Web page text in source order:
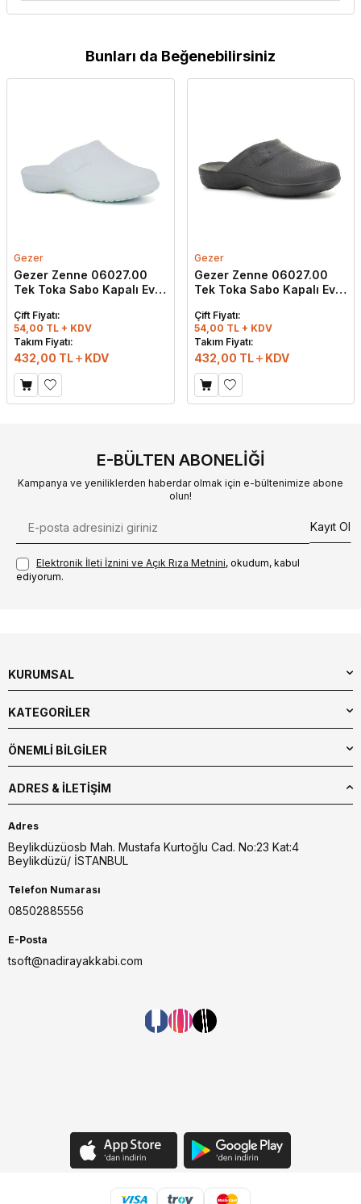
Bunları da Beğenebilirsiniz
Gezer
Gezer Zenne 06027.00
Tek Toka Sabo Kapalı Eva
Çift Fiyatı:
54,00 TL + KDV
Takım Fiyatı:
432,00 TL KDV
Gezer
Gezer Zenne 06027.00
Tek Toka Sabo Kapalı Eva
Çift Fiyatı:
54,00 TL + KDV
Takım Fiyatı:
432,00 TL KDV
E-BÜLTEN ABONELIĞI
Kampanya ve yeniliklerden haberdar olmak için e-bültenimize abone
olun!
Kayıt Ol
Elektronik İleti İzni‌ni ve Açık Rıza Metni‌ni, okudum, kabul
ediyorum.
KURUMSAL
KATEGORİLER
ÖNEMLİ BİLGİLER
ADRES & İLETIŞIM
Adres
Beylikdüzüosb Mah. Mustafa Kurtoğlu Cad. No:23 Kat:4
Beylikdüzü/ İSTANBUL
Telefon Numarası
08502885556
E-Posta
tsoft@nadirayakkabi.com